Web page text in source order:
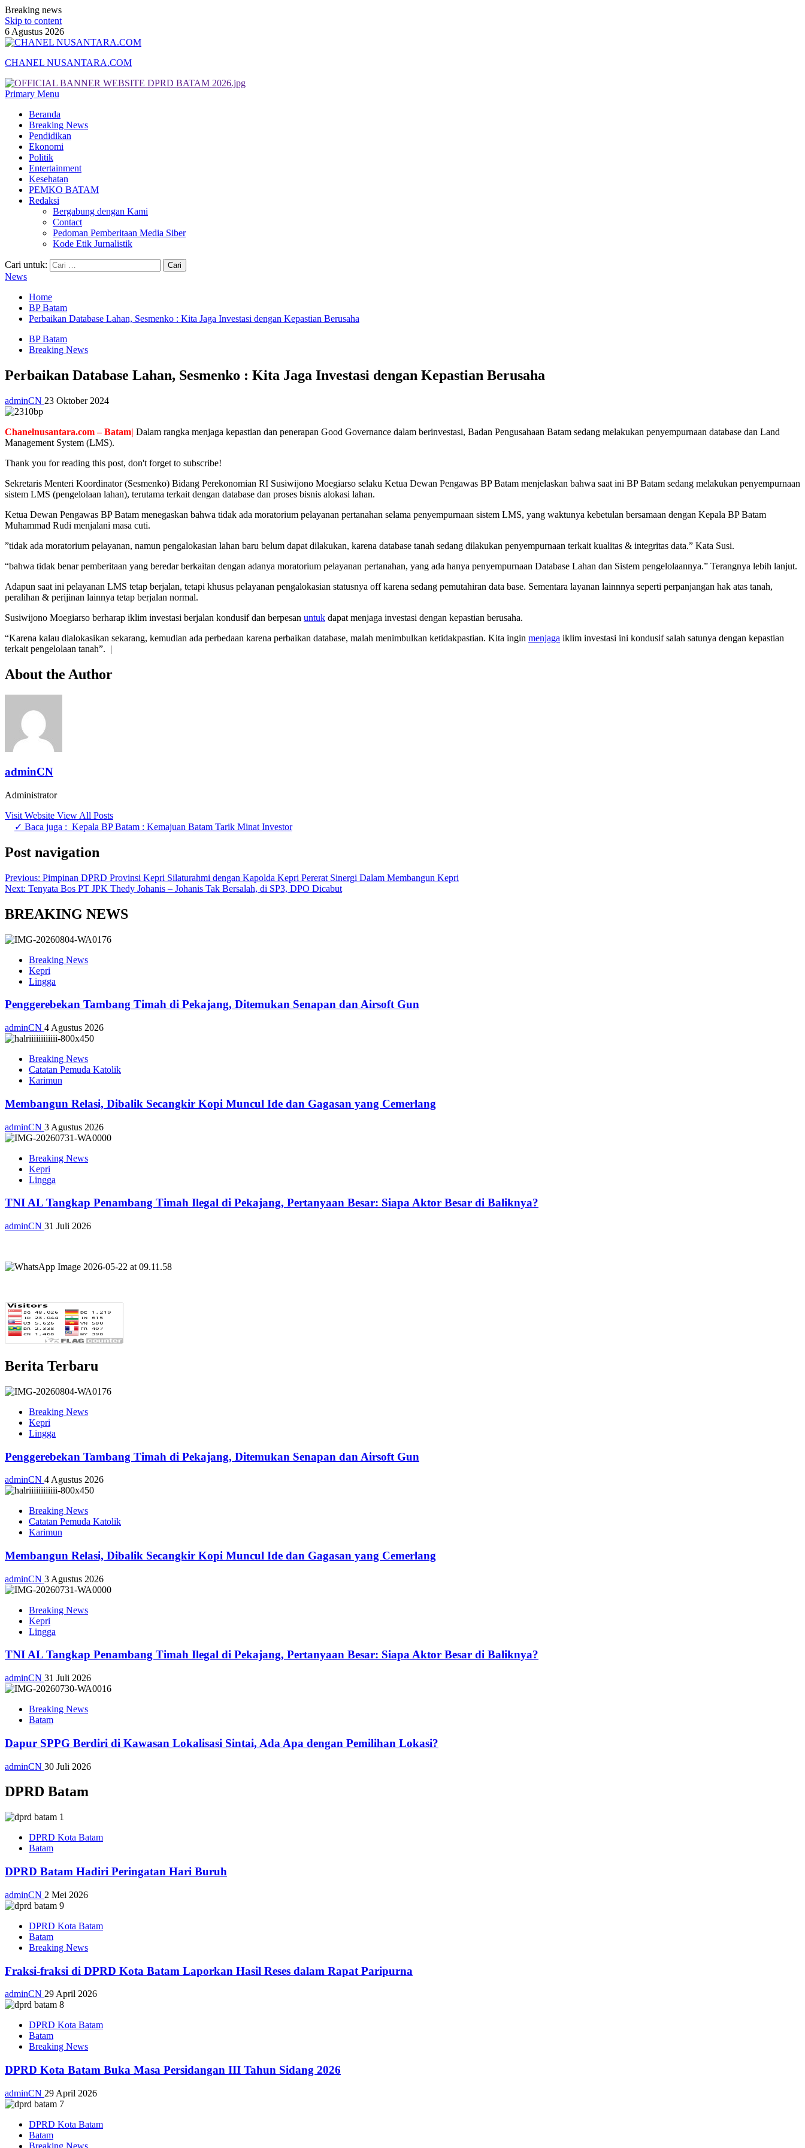
Breaking news
Skip to content
6 Agustus 2026
CHANEL NUSANTARA.COM
Primary Menu
Beranda
Breaking News
Pendidikan
Ekonomi
Politik
Entertainment
Kesehatan
PEMKO BATAM
Redaksi
Bergabung dengan Kami
Contact
Pedoman Pemberitaan Media Siber
Kode Etik Jurnalistik
Cari untuk:
News
Home
BP Batam
Perbaikan Database Lahan, Sesmenko : Kita Jaga Investasi dengan Kepastian Berusaha
BP Batam
Breaking News
Perbaikan Database Lahan, Sesmenko : Kita Jaga Investasi dengan Kepastian Berusaha
adminCN 23 Oktober 2024
Chanelnusantara.com – Batam| Dalam rangka menjaga kepastian dan penerapan Good Governance dalam berinvestasi, Badan Pengusahaan Batam sedang melakukan penyempurnaan database dan Land
Management System (LMS).
Thank you for reading this post, don't forget to subscribe!
Sekretaris Menteri Koordinator (Sesmenko) Bidang Perekonomian RI Susiwijono Moegiarso selaku Ketua Dewan Pengawas BP Batam menjelaskan bahwa saat ini BP Batam sedang melakukan penyempurnaan
sistem LMS (pengelolaan lahan), terutama terkait dengan database dan proses bisnis alokasi lahan.
Ketua Dewan Pengawas BP Batam menegaskan bahwa tidak ada moratorium pelayanan pertanahan selama penyempurnaan sistem LMS, yang waktunya kebetulan bersamaan dengan Kepala BP Batam
Muhammad Rudi menjalani masa cuti.
⁠”tidak ada moratorium pelayanan, namun pengalokasian lahan baru belum dapat dilakukan, karena database tanah sedang dilakukan penyempurnaan terkait kualitas & integritas data.” Kata Susi.
“bahwa tidak benar pemberitaan yang beredar berkaitan dengan adanya moratorium pelayanan pertanahan, yang ada hanya penyempurnaan Database Lahan dan Sistem pengelolaannya.” Terangnya lebih lanjut.
Adapun saat ini pelayanan LMS tetap berjalan, tetapi khusus pelayanan pengalokasian statusnya off karena sedang pemutahiran data base. Sementara layanan lainnnya seperti perpanjangan hak atas tanah,
peralihan & perijinan lainnya tetap berjalan normal.
Susiwijono Moegiarso berharap iklim investasi berjalan kondusif dan berpesan untuk dapat menjaga investasi dengan kepastian berusaha.
“Karena kalau dialokasikan sekarang, kemudian ada perbedaan karena perbaikan database, malah menimbulkan ketidakpastian. Kita ingin menjaga iklim investasi ini kondusif salah satunya dengan kepastian
terkait pengelolaan tanah”. |
About the Author
adminCN
Administrator
Visit Website View All Posts
✓ Baca juga : Kepala BP Batam : Kemajuan Batam Tarik Minat Investor
Post navigation
Previous: Pimpinan DPRD Provinsi Kepri Silaturahmi dengan Kapolda Kepri Pererat Sinergi Dalam Membangun Kepri
Next: Tenyata Bos PT JPK Thedy Johanis – Johanis Tak Bersalah, di SP3, DPO Dicabut
BREAKING NEWS
Breaking News
Kepri
Lingga
Penggerebekan Tambang Timah di Pekajang, Ditemukan Senapan dan Airsoft Gun
adminCN 4 Agustus 2026
Breaking News
Catatan Pemuda Katolik
Karimun
Membangun Relasi, Dibalik Secangkir Kopi Muncul Ide dan Gagasan yang Cemerlang
adminCN 3 Agustus 2026
Breaking News
Kepri
Lingga
TNI AL Tangkap Penambang Timah Ilegal di Pekajang, Pertanyaan Besar: Siapa Aktor Besar di Baliknya?
adminCN 31 Juli 2026
Berita Terbaru
Breaking News
Kepri
Lingga
Penggerebekan Tambang Timah di Pekajang, Ditemukan Senapan dan Airsoft Gun
adminCN 4 Agustus 2026
Breaking News
Catatan Pemuda Katolik
Karimun
Membangun Relasi, Dibalik Secangkir Kopi Muncul Ide dan Gagasan yang Cemerlang
adminCN 3 Agustus 2026
Breaking News
Kepri
Lingga
TNI AL Tangkap Penambang Timah Ilegal di Pekajang, Pertanyaan Besar: Siapa Aktor Besar di Baliknya?
adminCN 31 Juli 2026
Breaking News
Batam
Dapur SPPG Berdiri di Kawasan Lokalisasi Sintai, Ada Apa dengan Pemilihan Lokasi?
adminCN 30 Juli 2026
DPRD Batam
DPRD Kota Batam
Batam
DPRD Batam Hadiri Peringatan Hari Buruh
adminCN 2 Mei 2026
DPRD Kota Batam
Batam
Breaking News
Fraksi-fraksi di DPRD Kota Batam Laporkan Hasil Reses dalam Rapat Paripurna
adminCN 29 April 2026
DPRD Kota Batam
Batam
Breaking News
DPRD Kota Batam Buka Masa Persidangan III Tahun Sidang 2026
adminCN 29 April 2026
DPRD Kota Batam
Batam
Breaking News